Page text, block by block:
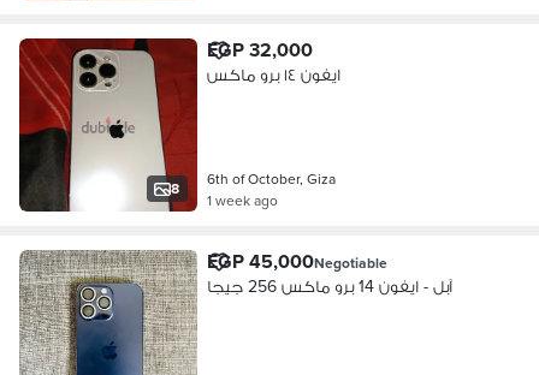
8
EGP 32,000
ايفون ١٤ برو ماكس
6th of October, Giza
1 week ago
EGP 45,000Negotiable
آبل - ايفون 14 برو ماكس 256 جيجا